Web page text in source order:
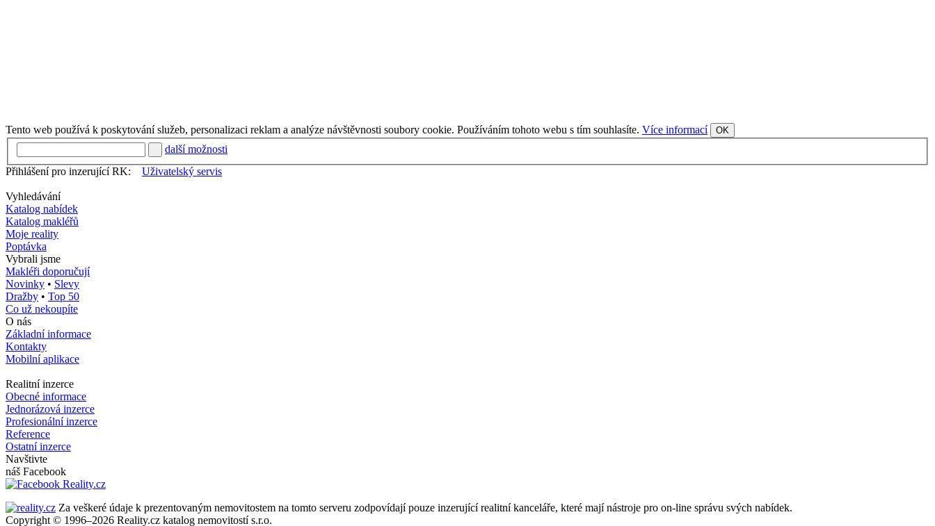
Tento web používá k poskytování služeb, personalizaci reklam a analýze návštěvnosti soubory cookie. Používáním tohoto webu s tím souhlasíte. Více informací OK
další možnosti
Přihlášení pro inzerující RK:
Uživatelský servis
Vyhledávání
Katalog nabídek
Katalog makléřů
Moje reality
Poptávka
Vybrali jsme
Makléři doporučují
Novinky • Slevy
Dražby • Top 50
Co už nekoupíte
O nás
Základní informace
Kontakty
Mobilní aplikace
Realitní inzerce
Obecné informace
Jednorázová inzerce
Profesionální inzerce
Reference
Ostatní inzerce
Navštivte
náš Facebook
Za veškeré údaje k prezentovaným nemovitostem na tomto serveru zodpovídají pouze inzerující realitní kanceláře, které mají nástroje pro on-line správu svých nabídek.
Copyright © 1996–2026 Reality.cz katalog nemovitostí s.r.o.